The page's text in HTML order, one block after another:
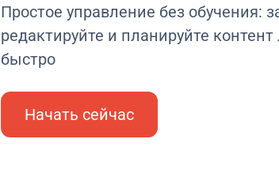
Простое управление без обучения:
редактируйте и планируйте контент
быстро
Начать сейчас